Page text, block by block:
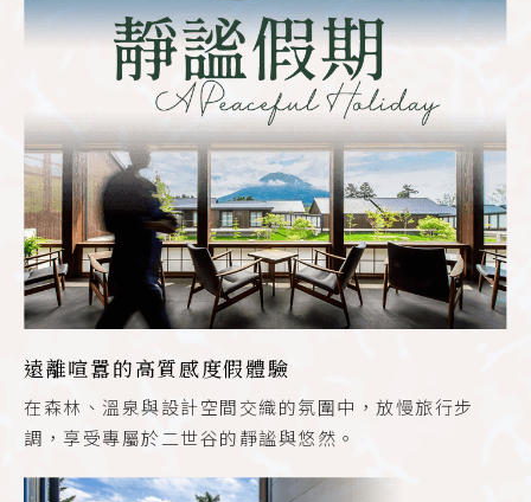
遠離喧囂的高質感度假體驗
在森林、溫泉與設計空間交織的氛圍中，放慢旅行步
調，享受專屬於二世谷的靜謐與悠然。